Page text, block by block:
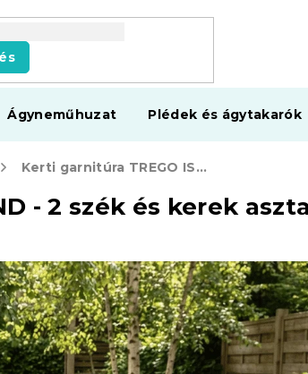
Ágyneműhuzat Plédek és ágytakarók
Kerti garnitúra TREGO ISLAND - 2 szék és kerek asztal ø 60 cm, fehér
- 2 szék és kerek